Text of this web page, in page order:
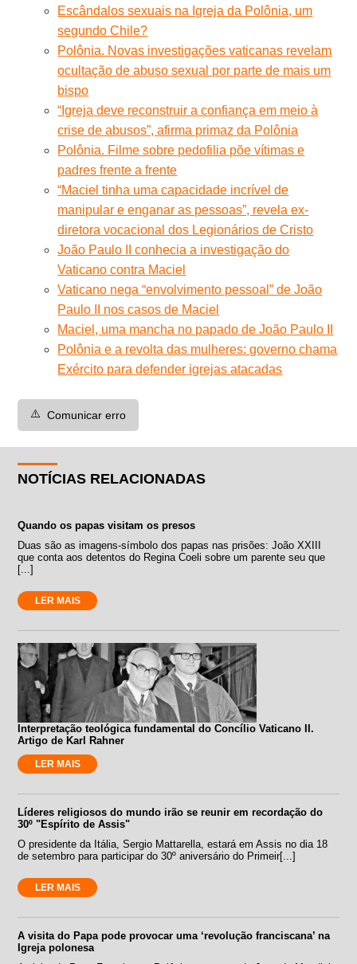
Escândalos sexuais na Igreja da Polônia, um
segundo Chile?
Polônia. Novas investigações vaticanas revelam
ocultação de abuso sexual por parte de mais um
bispo
“Igreja deve reconstruir a confiança em meio à
crise de abusos”, afirma primaz da Polônia
Polônia. Filme sobre pedofilia põe vítimas e
padres frente a frente
“Maciel tinha uma capacidade incrível de
manipular e enganar as pessoas”, revela ex-
diretora vocacional dos Legionários de Cristo
João Paulo II conhecia a investigação do
Vaticano contra Maciel
Vaticano nega “envolvimento pessoal” de João
Paulo II nos casos de Maciel
Maciel, uma mancha no papado de João Paulo II
Polônia e a revolta das mulheres: governo chama
Exército para defender igrejas atacadas
⚠️ Comunicar erro
NOTÍCIAS RELACIONADAS
Quando os papas visitam os presos
Duas são as imagens-símbolo dos papas nas prisões: João XXIII
que conta aos detentos do Regina Coeli sobre um parente seu que
[...]
LER MAIS
Interpretação teológica fundamental do Concílio Vaticano II.
Artigo de Karl Rahner
LER MAIS
Líderes religiosos do mundo irão se reunir em recordação do
30º "Espírito de Assis"
O presidente da Itália, Sergio Mattarella, estará em Assis no dia 18
de setembro para participar do 30º aniversário do Primeir[...]
LER MAIS
A visita do Papa pode provocar uma ‘revolução franciscana’ na
Igreja polonesa